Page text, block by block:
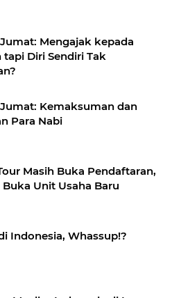
Mengajak kepada
tapi Diri Sendiri Tak
Kemaksuman dan
Para Nabi
Masih Buka Pendaftaran,
Buka Unit Usaha Baru
Indonesia, Whassup!?